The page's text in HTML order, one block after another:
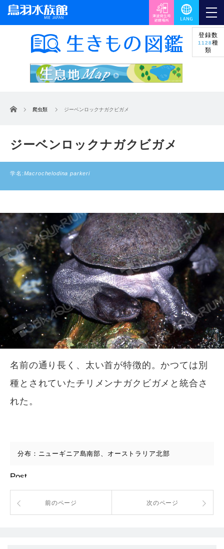
登録数
1128種
類
ホーム 爬虫類 ジーベンロックナガクビガメ
ジーベンロックナガクビガメ
学名:Macrochelodina parkeri
名前の通り長く、太い首が特徴的。かつては別
種とされていたチリメンナガクビガメと統合さ
れた。
分布：ニューギニア島南部、オーストラリア北部
Post
前のページ 次のページ